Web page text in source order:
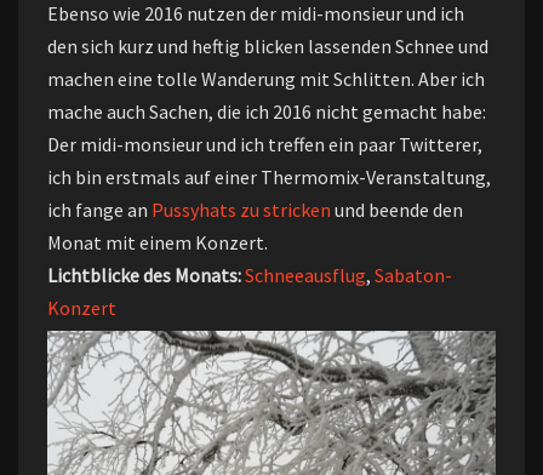
Ebenso wie 2016 nutzen der midi-monsieur und ich
den sich kurz und heftig blicken lassenden Schnee und
machen eine tolle Wanderung mit Schlitten. Aber ich
mache auch Sachen, die ich 2016 nicht gemacht habe:
Der midi-monsieur und ich treffen ein paar Twitterer,
ich bin erstmals auf einer Thermomix-Veranstaltung,
ich fange an Pussyhats zu stricken und beende den
Monat mit einem Konzert.
Lichtblicke des Monats:Schneeausflug, Sabaton-
Konzert